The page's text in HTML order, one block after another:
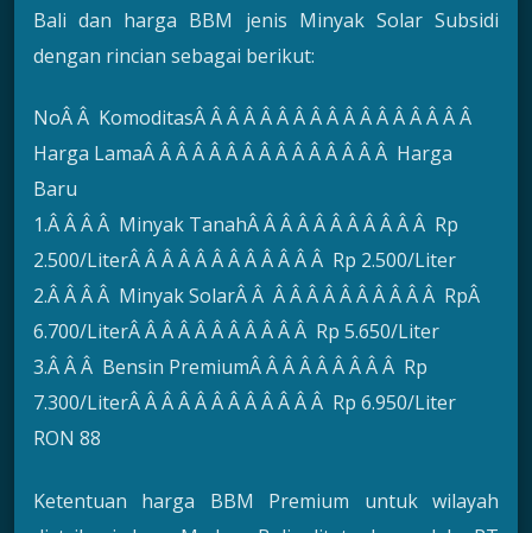
Bali dan harga BBM jenis Minyak Solar Subsidi
dengan rincian sebagai berikut:
NoÂ Â KomoditasÂ Â Â Â Â Â Â Â Â Â Â Â Â Â Â Â Â
Harga LamaÂ Â Â Â Â Â Â Â Â Â Â Â Â Â Â Harga
Baru
1.Â Â Â Â Minyak TanahÂ Â Â Â Â Â Â Â Â Â Â Rp
2.500/LiterÂ Â Â Â Â Â Â Â Â Â Â Â Rp 2.500/Liter
2.Â Â Â Â Minyak SolarÂ Â Â Â Â Â Â Â Â Â Â Â RpÂ
6.700/LiterÂ Â Â Â Â Â Â Â Â Â Â Rp 5.650/Liter
3.Â Â Â Bensin PremiumÂ Â Â Â Â Â Â Â Â Rp
7.300/LiterÂ Â Â Â Â Â Â Â Â Â Â Â Rp 6.950/Liter
RON 88
Ketentuan harga BBM Premium untuk wilayah